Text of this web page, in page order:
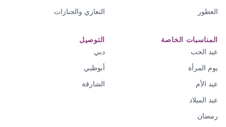
العطور
التعازي والجنازات
المناسبات الخاصة
عيد الحب
يوم المرأة
عيد الأم
عيد الميلاد
رمضان
التوصيل
دبي
أبوظبي
الشارقة